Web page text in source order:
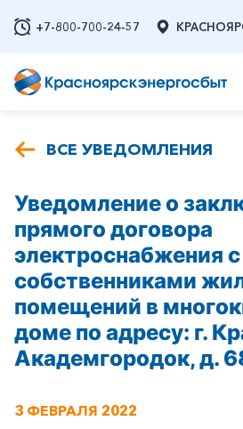
+7-800-700-24-57
ВСЕ УВЕДОМЛЕНИЯ
Уведомление о
прямого договора
электроснабжения с
собственниками
помещений в
доме по адресу: г.
Академгородок, д.
3 ФЕВРАЛЯ 2022